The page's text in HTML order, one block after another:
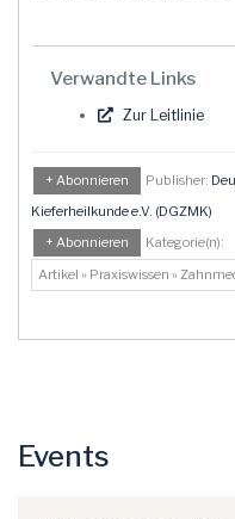
Verwandte Links
Zur Leitlinie
+ Abonnieren Publisher:
Kieferheilkunde e.V. (DGZMK)
+ Abonnieren
Kategorie(n):
Artikel » Praxiswissen »
Events